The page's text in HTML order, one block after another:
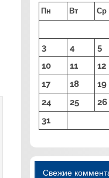
Пн Вт Ср
3
4 5
10
11 12
17
18 19
24
25 26
31
Свежие